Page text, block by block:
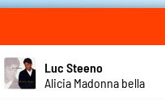
Luc Steeno
Alicia Madonna bella